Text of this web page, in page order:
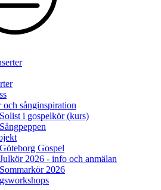
och sånginspiration
Solist i gospelkör (kurs)
Sångpeppen
Göteborg Gospel
Julkör 2026 - info och anmälan
Sommarkör 2026